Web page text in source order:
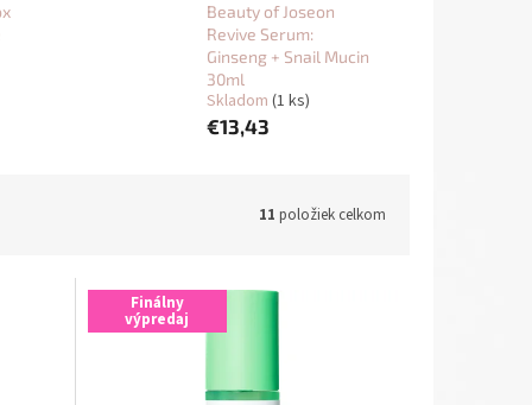
Beauty of Joseon
Revive Serum:
Ginseng + Snail Mucin
30ml
Skladom (1 ks)
€13,43
11 položiek celkom
Finálny
výpredaj